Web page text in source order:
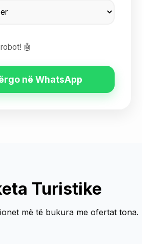
🤖
në WhatsApp
Turistike
më të bukura me ofertat tona.